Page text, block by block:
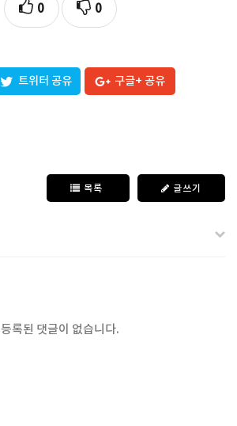
0 0
트위터 공유 구글+ 공유
목록 글쓰기
등록된 댓글이 없습니다.